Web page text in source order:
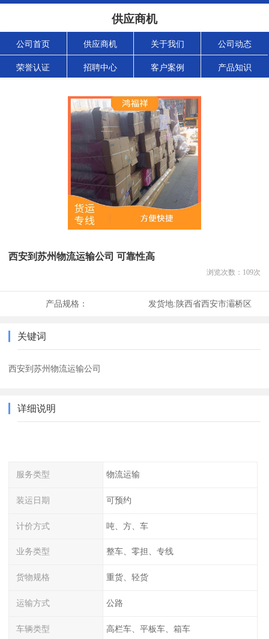
供应商机
公司首页 供应商机 关于我们 公司动态
荣誉认证 招聘中心 客户案例 产品知识
西安到苏州物流运输公司 可靠性高
浏览次数： 109次
产品规格： 发货地:陕西省西安市灞桥区
关键词
西安到苏州物流运输公司
详细说明
服务类型 物流运输
装运日期 可预约
计价方式 吨、方、车
业务类型 整车、零担、专线
货物规格 重货、轻货
运输方式 公路
车辆类型 高栏车、平板车、箱车